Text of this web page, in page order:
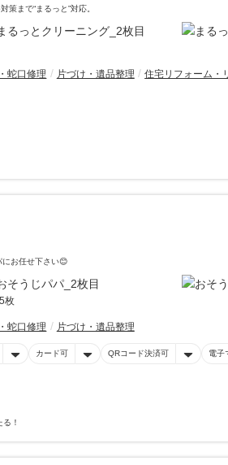
まで“まるっと”対応。
蛇口修理 片づけ・遺品整理
住宅リフォーム・
お任せ下さい😊
5枚
蛇口修理 片づけ・遺品整理
カード可 QRコード決済可 電子
！